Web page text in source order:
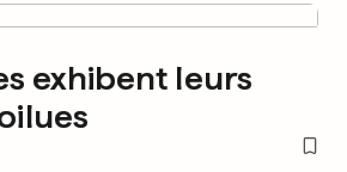
exhibent leurs